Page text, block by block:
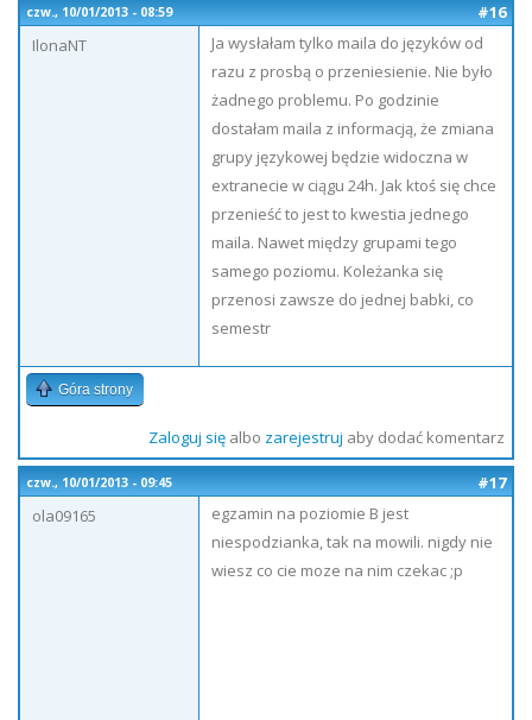
czw., 10/01/2013 - 08:59
#16
IlonaNT
Ja wysłałam tylko maila do języków od
razu z prosbą o przeniesienie. Nie było
żadnego problemu. Po godzinie
dostałam maila z informacją, że zmiana
grupy językowej będzie widoczna w
extranecie w ciągu 24h. Jak ktoś się chce
przenieść to jest to kwestia jednego
maila. Nawet między grupami tego
samego poziomu. Koleżanka się
przenosi zawsze do jednej babki, co
semestr
Góra strony
Zaloguj sięalbo zarejestruj aby dodać komentarz
czw., 10/01/2013 - 09:45
#17
ola09165
egzamin na poziomie B jest
niespodzianka, tak na mowili. nigdy nie
wiesz co cie moze na nim czekac ;p